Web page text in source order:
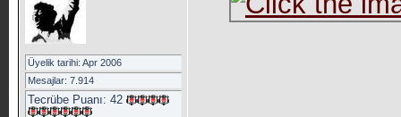
Üyelik tarihi: Apr 2006
Mesajlar: 7.914
Tecrübe Puanı: 42